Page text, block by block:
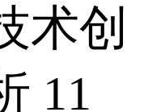
术创
11